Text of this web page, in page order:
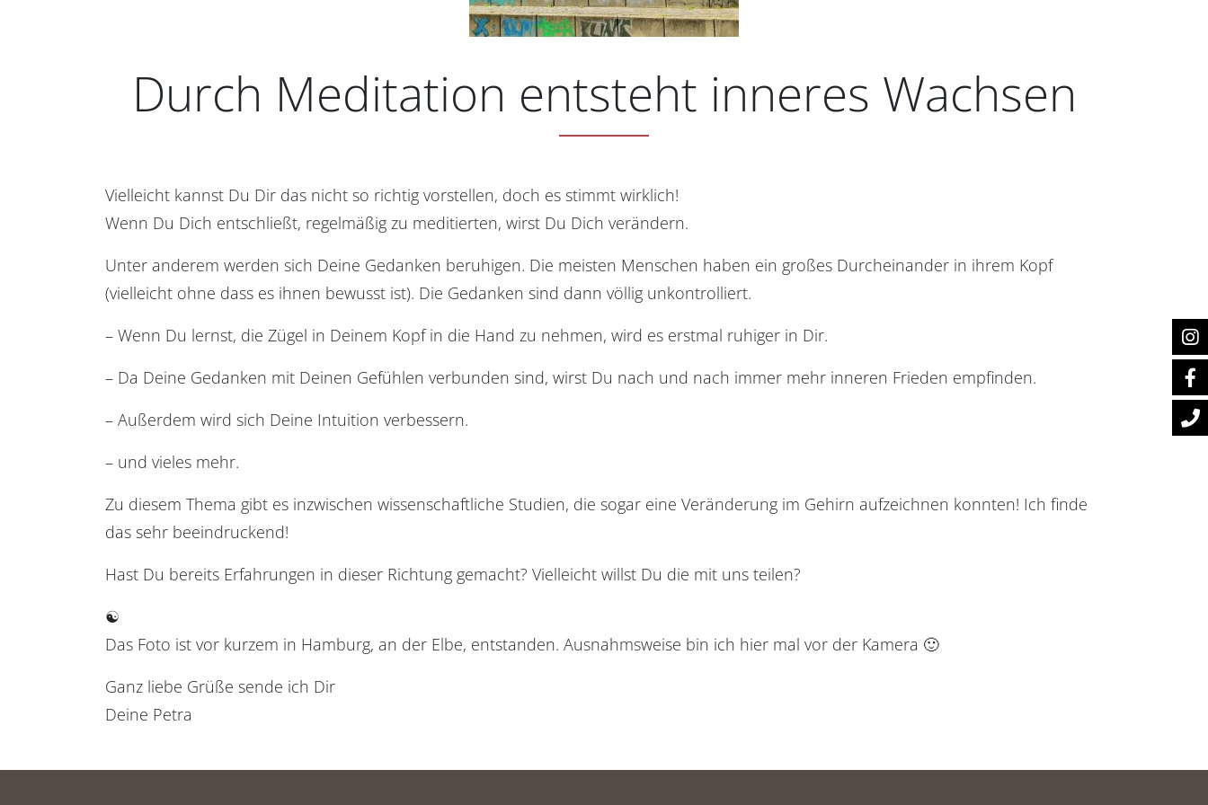
Durch Meditation entsteht inneres Wachsen
Vielleicht kannst Du Dir das nicht so richtig vorstellen, doch es stimmt wirklich!
Wenn Du Dich entschließt, regelmäßig zu meditierten, wirst Du Dich verändern.
Unter anderem werden sich Deine Gedanken beruhigen. Die meisten Menschen haben ein großes Durcheinander in ihrem Kopf
(vielleicht ohne dass es ihnen bewusst ist). Die Gedanken sind dann völlig unkontrolliert.
– Wenn Du lernst, die Zügel in Deinem Kopf in die Hand zu nehmen, wird es erstmal ruhiger in Dir.
– Da Deine Gedanken mit Deinen Gefühlen verbunden sind, wirst Du nach und nach immer mehr inneren Frieden empfinden.
– Außerdem wird sich Deine Intuition verbessern.
– und vieles mehr.
Zu diesem Thema gibt es inzwischen wissenschaftliche Studien, die sogar eine Veränderung im Gehirn aufzeichnen konnten! Ich finde
das sehr beeindruckend!
Hast Du bereits Erfahrungen in dieser Richtung gemacht? Vielleicht willst Du die mit uns teilen?
☯︎
Das Foto ist vor kurzem in Hamburg, an der Elbe, entstanden. Ausnahmsweise bin ich hier mal vor der Kamera 🙂
Ganz liebe Grüße sende ich Dir
Deine Petra